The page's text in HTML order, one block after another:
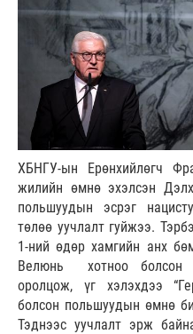
ХБНГУ-ын Ерөнхийлөгч
жилийн өмнө эхэлсэн
польшуудын эсрэг
төлөө уучлалт гуйжээ.
1-ний өдөр хамгийн анх
Велюнь хотноо болсон
оролцож, үг хэлэхдээ
болсон польшуудын өмнө
Тэднээс уучлалт эрж